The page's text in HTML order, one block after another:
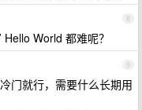
8
World 都难呢？
9
门就行，需要什么长期用